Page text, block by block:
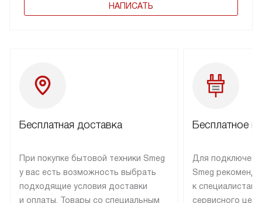
НАПИСАТЬ
Бесплатная доставка
При покупке бытовой техники Smeg
у вас есть возможность выбрать
подходящие условия доставки
и оплаты. Товары со специальным
Бесплатное
Для
Smeg
к специалистам
сервисного